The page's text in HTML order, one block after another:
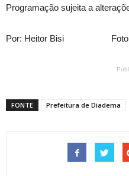
Programação sujeita a
Por: Heitor Bisi Foto:
FONTE Prefeitura de Diadema